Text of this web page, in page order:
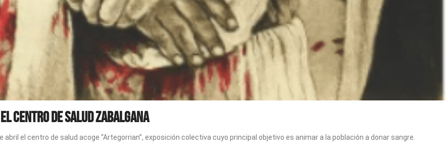
Centro de Salud Zabalgana
abril el centro de salud acoge “Artegorrian”, exposición colectiva cuyo principal objetivo es animar a la población a donar sangre.